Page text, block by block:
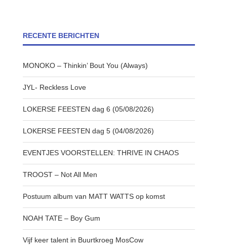
RECENTE BERICHTEN
MONOKO – Thinkin’ Bout You (Always)
JYL- Reckless Love
LOKERSE FEESTEN dag 6 (05/08/2026)
LOKERSE FEESTEN dag 5 (04/08/2026)
EVENTJES VOORSTELLEN: THRIVE IN CHAOS
TROOST – Not All Men
Postuum album van MATT WATTS op komst
NOAH TATE – Boy Gum
Vijf keer talent in Buurtkroeg MosCow